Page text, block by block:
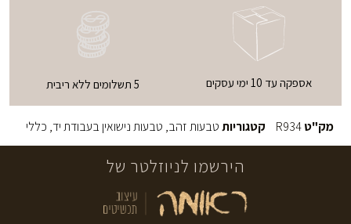
אספקה עד 10 ימי עסקים 5 תשלומים ללא ריבית
מק"טR934 קטגוריותטבעות זהב, טבעות נישואין בעבודת יד, כללי
הירשמו לניוזלטר של